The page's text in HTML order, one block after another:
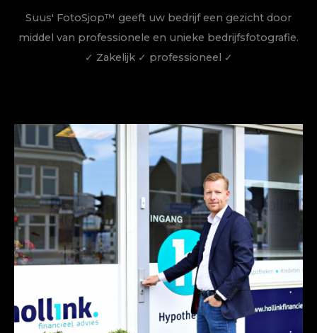
Suus' FotoSjop™ geeft uw bedrijf een gezicht door
middel van professionele en unieke bedrijfsfotografie.
✓ Zakelijk ✓ professioneel ✓